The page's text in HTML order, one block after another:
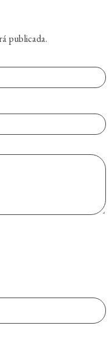
publicada.